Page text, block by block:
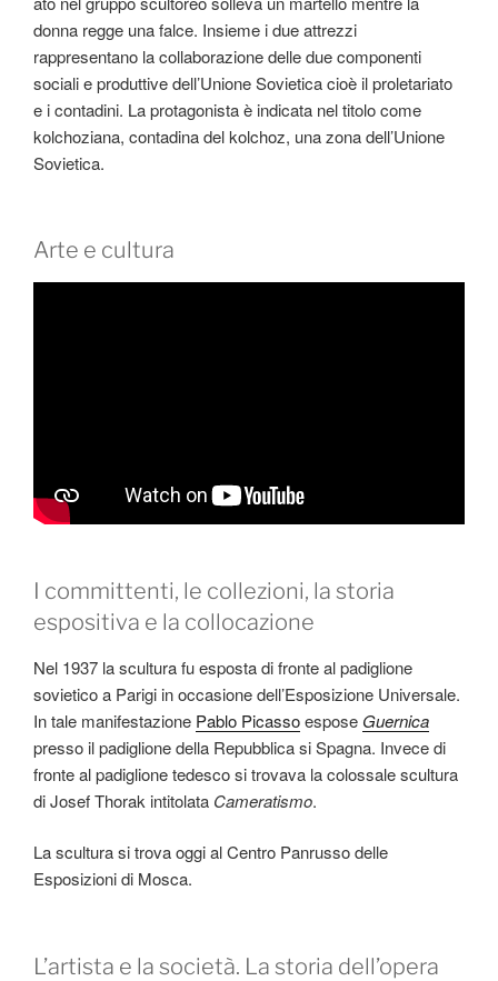
donna regge una falce. Insieme i due attrezzi
rappresentano la collaborazione delle due componenti
sociali e produttive dell’Unione Sovietica cioè il proletariato
e i contadini. La protagonista è indicata nel titolo come
kolchoziana, contadina del kolchoz, una zona dell’Unione
Sovietica.
Arte e cultura
I committenti, le collezioni, la storia
espositiva e la collocazione
Nel 1937 la scultura fu esposta di fronte al padiglione
sovietico a Parigi in occasione dell’Esposizione Universale.
In tale manifestazione Pablo Picassoespose Guernica
presso il padiglione della Repubblica si Spagna. Invece di
fronte al padiglione tedesco si trovava la colossale scultura
di Josef Thorak intitolata Cameratismo.
La scultura si trova oggi al Centro Panrusso delle
Esposizioni di Mosca.
L’artista e la società. La storia dell’opera